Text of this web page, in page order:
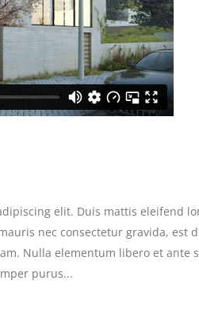
elit. Duis mattis eleifend
nec consectetur gravida,
Nulla elementum libero et
purus...